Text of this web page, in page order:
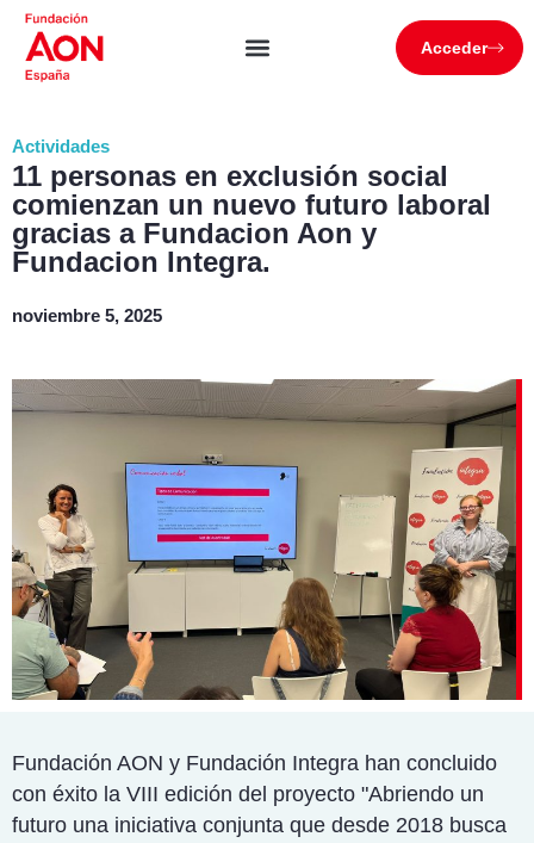
Acceder
Actividades
11 personas en exclusión social
comienzan un nuevo futuro laboral
gracias a Fundacion Aon y
Fundacion Integra.
noviembre 5, 2025
Fundación AON y Fundación Integra han concluido
con éxito la VIII edición del proyecto "Abriendo un
futuro una iniciativa conjunta que desde 2018 busca